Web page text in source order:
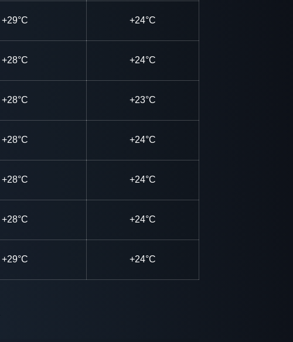
+29°C +24°C
+28°C +24°C
+28°C +23°C
+28°C +24°C
+28°C +24°C
+28°C +24°C
+29°C +24°C